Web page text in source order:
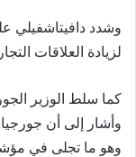
وشدد دافيتاشفيلي
لزيادة العلاقات
كما سلط الوزير
وأشار إلى أن جورجيا
وهو ما تجلى في